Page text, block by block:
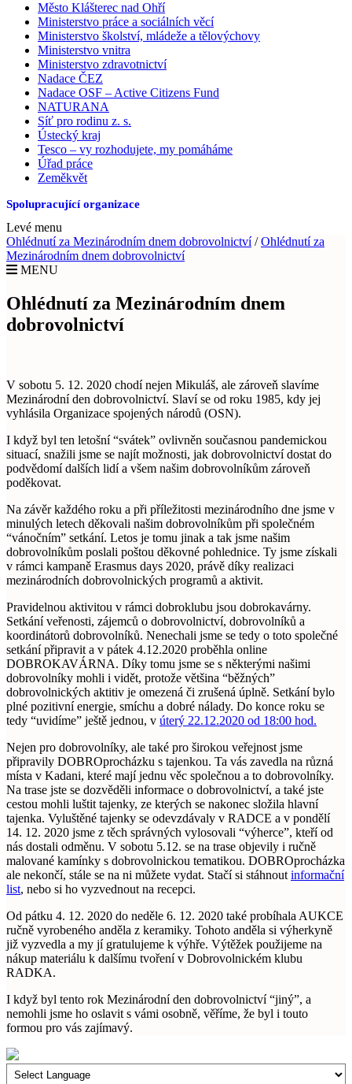
Město Klášterec nad Ohří
Ministerstvo práce a sociálních věcí
Ministerstvo školství, mládeže a tělovýchovy
Ministerstvo vnitra
Ministerstvo zdravotnictví
Nadace ČEZ
Nadace OSF – Active Citizens Fund
NATURANA
Síť pro rodinu z. s.
Ústecký kraj
Tesco – vy rozhodujete, my pomáháme
Úřad práce
Zeměkvět
Spolupracující organizace
Levé menu
Ohlédnutí za Mezinárodním dnem dobrovolnictví/Ohlédnutí za
Mezinárodním dnem dobrovolnictví
MENU
Ohlédnutí za Mezinárodním dnem
dobrovolnictví
V sobotu 5. 12. 2020 chodí nejen Mikuláš, ale zároveň slavíme
Mezinárodní den dobrovolnictví. Slaví se od roku 1985, kdy jej
vyhlásila Organizace spojených národů (OSN).
I když byl ten letošní “svátek” ovlivněn současnou pandemickou
situací, snažili jsme se najít možnosti, jak dobrovolnictví dostat do
podvědomí dalších lidí a všem našim dobrovolníkům zároveň
poděkovat.
Na závěr každého roku a při příležitosti mezinárodního dne jsme v
minulých letech děkovali našim dobrovolníkům při společném
“vánočním” setkání. Letos je tomu jinak a tak jsme našim
dobrovolníkům poslali poštou děkovné pohlednice. Ty jsme získali
v rámci kampaně Erasmus days 2020, právě díky realizaci
mezinárodních dobrovolnických programů a aktivit.
Pravidelnou aktivitou v rámci dobroklubu jsou dobrokavárny.
Setkání veřenosti, zájemců o dobrovolnictví, dobrovolníků a
koordinátorů dobrovolníků. Nenechali jsme se tedy o toto společné
setkání připravit a v pátek 4.12.2020 proběhla online
DOBROKAVÁRNA. Díky tomu jsme se s některými našimi
dobrovolníky mohli i vidět, protože většina “běžných”
dobrovolnických aktitiv je omezená či zrušená úplně. Setkání bylo
plné pozitivní energie, smíchu a dobré nálady. Do konce roku se
tedy “uvidíme” ještě jednou, v úterý 22.12.2020 od 18:00 hod.
Nejen pro dobrovolníky, ale také pro širokou veřejnost jsme
připravily DOBROprocházku s tajenkou. Ta vás zavedla na různá
místa v Kadani, které mají jednu věc společnou a to dobrovolníky.
Na trase jste se dozvěděli informace o dobrovolnictví, a také jste
cestou mohli luštit tajenky, ze kterých se nakonec složila hlavní
tajenka. Vyluštěné tajenky se odevzdávaly v RADCE a v pondělí
14. 12. 2020 jsme z těch správných vylosovali “výherce”, kteří od
nás dostali odměnu. V sobotu 5.12. se na trase objevily i ručně
malované kamínky s dobrovolnickou tematikou. DOBROprocházka
ale nekončí, stále se na ni můžete vydat. Stačí si stáhnout informační
list, nebo si ho vyzvednout na recepci.
Od pátku 4. 12. 2020 do neděle 6. 12. 2020 také probíhala AUKCE
ručně vyrobeného anděla z keramiky. Tohoto anděla si výherkyně
již vyzvedla a my jí gratulujeme k výhře. Výtěžek použijeme na
nákup materiálu k dalšímu tvoření v Dobrovolnickém klubu
RADKA.
I když byl tento rok Mezinárodní den dobrovolnictví “jiný”, a
nemohli jsme ho oslavit s vámi osobně, věříme, že byl i touto
formou pro vás zajímavý.